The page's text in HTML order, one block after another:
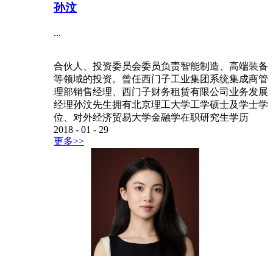
孙汶
...
合伙人、投资委员会委员负责智能制造、高端装备
等领域的投资。曾任西门子工业集团系统集成商管
理部销售经理、西门子财务租赁有限公司业务发展
经理孙汶先生拥有北京理工大学工学硕士及学士学
位、对外经济贸易大学金融学在职研究生学历
2018 - 01 - 29
更多>>